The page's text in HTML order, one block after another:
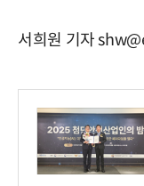
서희원 기자